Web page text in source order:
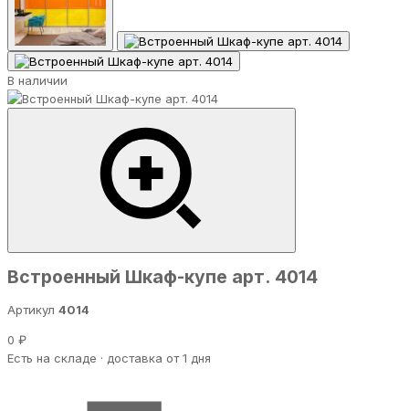
В наличии
Встроенный Шкаф-купе арт. 4014
Артикул 4014
0 ₽
Есть на складе · доставка от 1 дня